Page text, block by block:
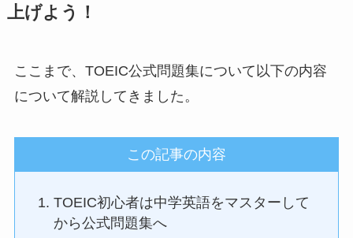
上げよう！
ここまで、TOEIC公式問題集について以下の内容
について解説してきました。
この記事の内容
TOEIC初心者は中学英語をマスターして
から公式問題集へ